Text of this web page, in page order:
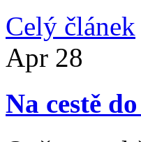
Celý článek
Apr 28
Na cestě